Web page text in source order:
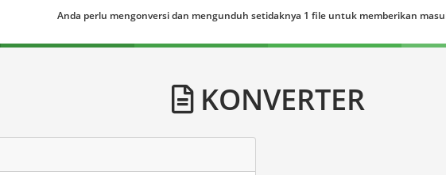
Anda perlu mengonversi dan mengunduh setidaknya 1 file untuk memberikan
KONVERTER